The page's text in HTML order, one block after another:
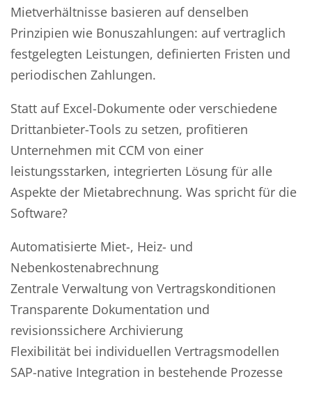
Mietverhältnisse basieren auf denselben
Prinzipien wie Bonuszahlungen: auf vertraglich
festgelegten Leistungen, definierten Fristen und
periodischen Zahlungen.
Statt auf Excel-Dokumente oder verschiedene
Drittanbieter-Tools zu setzen, profitieren
Unternehmen mit CCM von einer
leistungsstarken, integrierten Lösung für alle
Aspekte der Mietabrechnung. Was spricht für die
Software?
Automatisierte Miet-, Heiz- und
Nebenkostenabrechnung
Zentrale Verwaltung von Vertragskonditionen
Transparente Dokumentation und
revisionssichere Archivierung
Flexibilität bei individuellen Vertragsmodellen
SAP-native Integration in bestehende Prozesse